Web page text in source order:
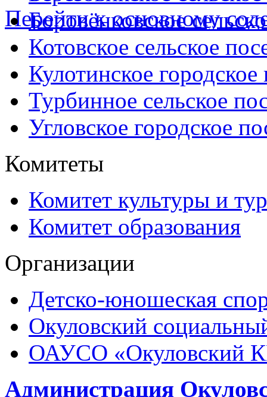
Перейти к основному
Боровёнковское
Котовское сельское
Кулотинское городское
Турбинное сельское
Угловское городское
Комитеты
Комитет культуры и
Комитет образования
Организации
Детско-юношеская
Окуловский
ОАУСО «Окуловский
Администрация